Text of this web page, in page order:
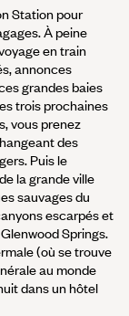
Station pour
À peine
en train
annonces
grandes baies
trois prochaines
vous prenez
des
Puis le
la grande ville
sauvages du
escarpés et
Springs.
(où se trouve
au monde
dans un hôtel